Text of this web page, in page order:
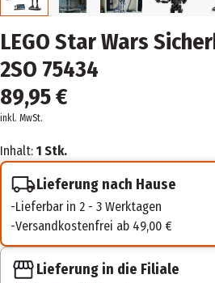
LEGO Star Wars
2SO 75434
89,95 €
inkl. MwSt.
Inhalt: 1 Stk.
Lieferung nach Hause
Lieferbar in 2 - 3 Werktagen
Versandkostenfrei ab 49,00 €
Lieferung in die Filiale